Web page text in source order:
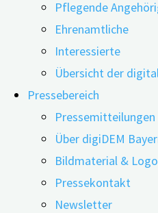
Pflegende
Ehrenamtliche
Interessierte
Übersicht der
Pressebereich
Pressemitteilungen
Über digiDEM
Bildmaterial &
Pressekontakt
Newsletter
den Zusammenhang
Körperzusammensetzung
Risiko neurodegenerativer
untersucht. Im
Maße wie das
beispielsweise auch wie
verteilt ist, etwa an den
Zudem wurde untersucht,
Kreislauf-Erkrankungen in